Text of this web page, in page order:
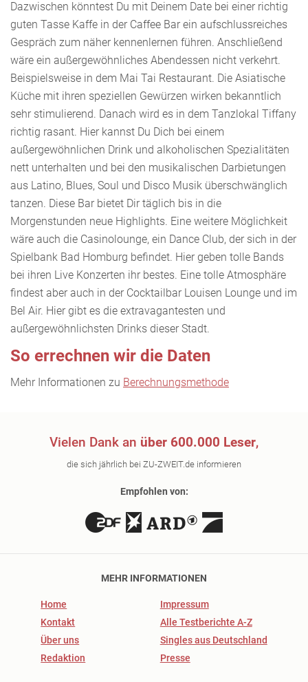
Dazwischen könntest Du mit Deinem Date bei einer richtig
guten Tasse Kaffe in der Caffee Bar ein aufschlussreiches
Gespräch zum näher kennenlernen führen. Anschließend
wäre ein außergewöhnliches Abendessen nicht verkehrt.
Beispielsweise in dem Mai Tai Restaurant. Die Asiatische
Küche mit ihren speziellen Gewürzen wirken bekanntlich
sehr stimulierend. Danach wird es in dem Tanzlokal Tiffany
richtig rasant. Hier kannst Du Dich bei einem
außergewöhnlichen Drink und alkoholischen Spezialitäten
nett unterhalten und bei den musikalischen Darbietungen
aus Latino, Blues, Soul und Disco Musik überschwänglich
tanzen. Diese Bar bietet Dir täglich bis in die
Morgenstunden neue Highlights. Eine weitere Möglichkeit
wäre auch die Casinolounge, ein Dance Club, der sich in der
Spielbank Bad Homburg befindet. Hier geben tolle Bands
bei ihren Live Konzerten ihr bestes. Eine tolle Atmosphäre
findest aber auch in der Cocktailbar Louisen Lounge und im
Bel Air. Hier gibt es die extravagantesten und
außergewöhnlichsten Drinks dieser Stadt.
So errechnen wir die Daten
Mehr Informationen zu Berechnungsmethode
Vielen Dank an über 600.000 Leser,
die sich jährlich bei ZU-ZWEIT.de informieren
Empfohlen von:
MEHR INFORMATIONEN
Home
Kontakt
Über uns
Redaktion
Impressum
Alle Testberichte A-Z
Singles aus Deutschland
Presse